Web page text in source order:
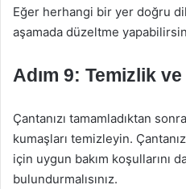
Eğer herhangi bir yer doğru
aşamada düzeltme
Adım 9: Temizlik ve
Çantanızı tamamladıktan
kumaşları temizleyin.
için uygun bakım koşullarını
bulundurmalısınız.